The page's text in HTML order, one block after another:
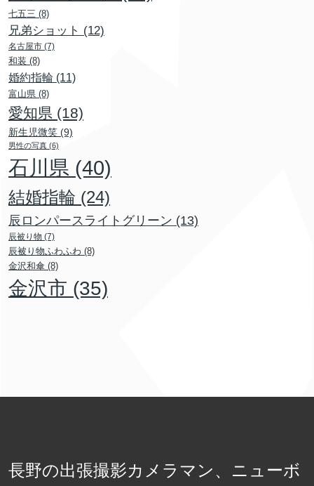
七五三 (8)
兄弟ショット (12)
名古屋市 (7)
和装 (8)
婚約指輪 (11)
富山県 (8)
愛知県 (18)
新生児微笑 (9)
男性の写真 (6)
石川県 (40)
結婚指輪 (24)
辰ロンパースライトグリーン (13)
辰被り物 (7)
辰被り物ふわふわ (8)
金沢和傘 (8)
金沢市 (35)
長野の出張撮影カメラマン、ニューボ